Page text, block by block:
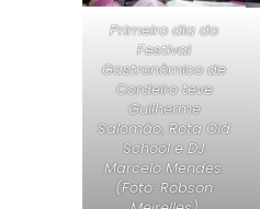
Primeiro dia do
Festival
Gastronômico de
Cordeiro teve
Guilherme
Salomão, Rota Old
School e DJ
Marcelo Mendes.
(Foto: Robson